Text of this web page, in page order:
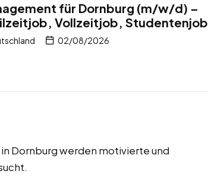
für Dornburg (m/w/d) –
Vollzeitjob, Studentenjob
02/08/2026
Dornburg werden motivierte und